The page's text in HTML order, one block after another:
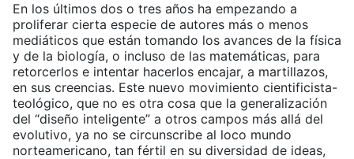
En los últimos dos o tres años ha empezando a
proliferar cierta especie de autores más o menos
mediáticos que están tomando los avances de la física
y de la biología, o incluso de las matemáticas, para
retorcerlos e intentar hacerlos encajar, a martillazos,
en sus creencias. Este nuevo movimiento cientificista-
teológico, que no es otra cosa que la generalización
del “diseño inteligente” a otros campos más allá del
evolutivo, ya no se circunscribe al loco mundo
norteamericano, tan fértil en su diversidad de ideas,